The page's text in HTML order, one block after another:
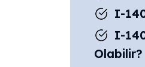
I-
I-
Olabilir?